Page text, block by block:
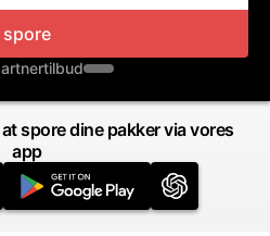
spore
spore dine pakker via vores
app